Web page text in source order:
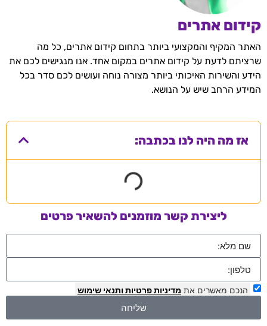
קידום אתרים
האתר המקיף והמקצועי ביותר בתחום קידום אתרים, כל מה
שרציתם לדעת על קידום אתרים במקום אחד. אנו מנגישים לכם את
הידע והשירות האיכותי ביותר מצורה נוחה ועושים לכם סדר בכל
המידע הרחב שיש על הנושא.
אז מה היה לנו בכתבה:
ליצירת קשר מוזמנים להשאיר פרטים
הנכם מאשרים את מדיניות פרטיות ותנאי שימוש
שליחה